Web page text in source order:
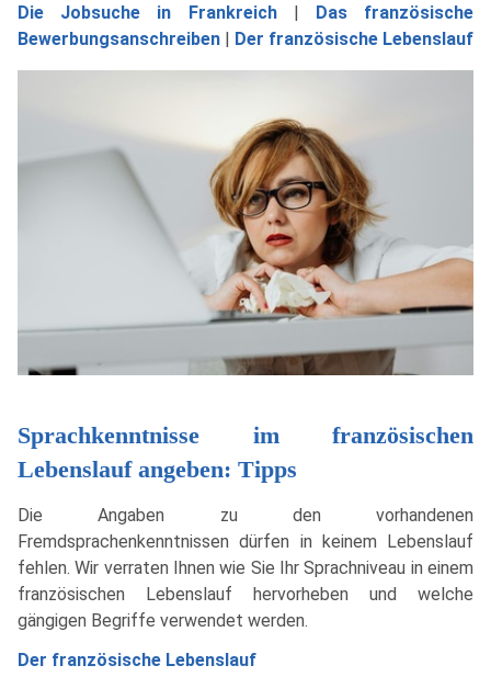
Die Jobsuche in Frankreich| Das französische
Bewerbungsanschreiben | Der französische Lebenslauf
Sprachkenntnisse im französischen
Lebenslauf angeben: Tipps
Die Angaben zu den vorhandenen
Fremdsprachenkenntnissen dürfen in keinem Lebenslauf
fehlen. Wir verraten Ihnen wie Sie Ihr Sprachniveau in einem
französischen Lebenslauf hervorheben und welche
gängigen Begriffe verwendet werden.
Der französische Lebenslauf